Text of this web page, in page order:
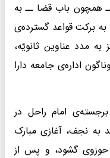
همچون باب قضا ــ به
به برکت قواعد گسترده‌ی
مدد عناوین ثانویّه،
اداره‌ی جامعه دارا
امام راحل در
به نجف، آغازی مبارک
حوزوی گشود، و پس از